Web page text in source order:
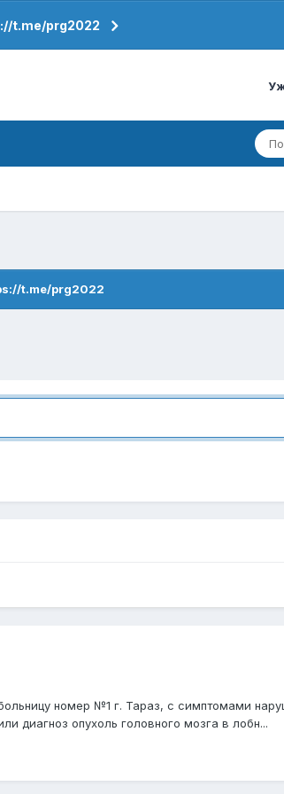
t.me/prg2022
t.me/prg2022
номер №1 г. Тараз, с симптомами
диагноз опухоль головного мозга в лобн...